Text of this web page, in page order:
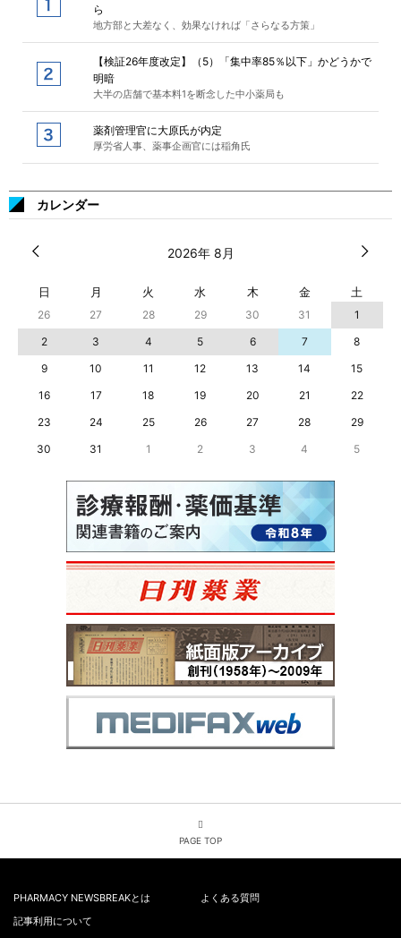
ら
地方部と大差なく、効果なければ「さらなる方策」
【検証26年度改定】（5）「集中率85％以下」かどうかで
明暗
大半の店舗で基本料1を断念した中小薬局も
薬剤管理官に大原氏が内定
厚労省人事、薬事企画官には稲角氏
カレンダー
2026年 8月
日 月 火 水 木 金 土
26 27 28 29 30 31
1
2
3 4 5 6 7
8
9
10 11 12 13 14
15
16
17 18 19 20 21
22
23
24 25 26 27 28
29
30
31 1 2 3 4 5
PAGE TOP
PHARMACY NEWSBREAKとは
よくある質問
記事利用について